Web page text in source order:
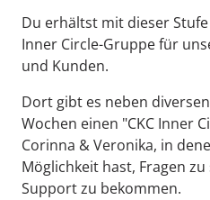
Du erhältst mit dieser
Inner Circle-Gruppe für
und Kunden.
Dort gibt es neben
Wochen einen "CKC Inner
Corinna & Veronika, in
Möglichkeit hast, Fragen
Support zu bekommen.